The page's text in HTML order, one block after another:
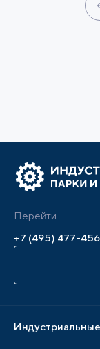
Перейти
+7 (495) 477-